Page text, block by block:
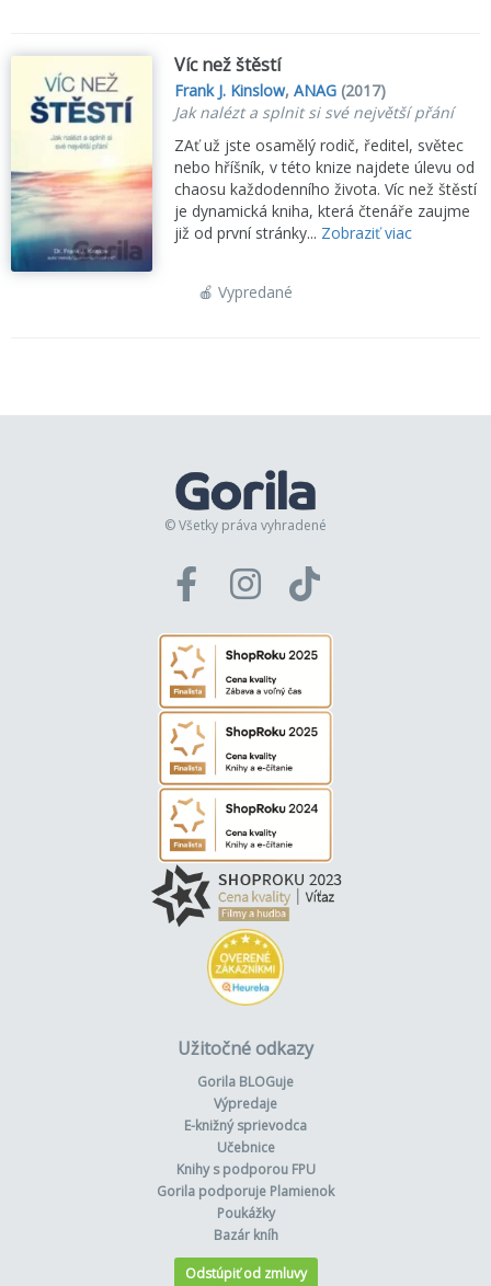
Víc než štěstí
Frank J. Kinslow,ANAG (2017)
Jak nalézt a splnit si své největší přání
ZAť už jste osamělý rodič, ředitel, světec
nebo hříšník, v této knize najdete úlevu od
chaosu každodenního života. Víc než štěstí
je dynamická kniha, která čtenáře zaujme
již od první stránky... Zobraziť viac
🍎 Vypredané
© Všetky práva vyhradené
Užitočné odkazy
Gorila BLOGuje
Výpredaje
E-knižný sprievodca
Učebnice
Knihy s podporou FPU
Gorila podporuje Plamienok
Poukážky
Bazár kníh
Odstúpiť od zmluvy